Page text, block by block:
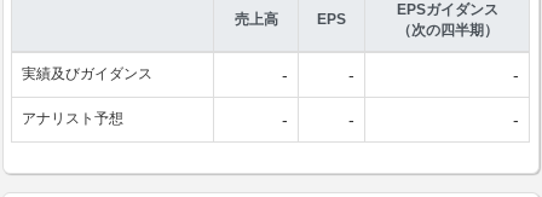
売上高 EPS
EPSガイダンス
（次の四半期）
実績及びガイダンス - - -
アナリスト予想 - - -